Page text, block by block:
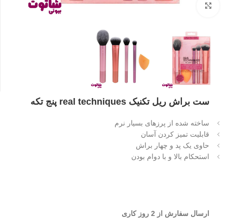
بزرگنمایی تصویر
ست براش ریل تکنیک real techniques پنج تکه
ساخته شده از پرزهای بسیار نرم
قابلیت تمیز کردن آسان
حاوی یک پد و چهار براش
استحکام بالا و با دوام بودن
ارسال سفارش از 2 روز کاری